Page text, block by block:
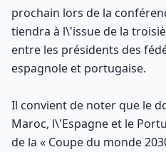
prochain lors de la
tiendra à l\'issue de la
entre les présidents des
espagnole et portugaise.
Il convient de noter que le
Maroc, l\'Espagne et le
de la « Coupe du monde